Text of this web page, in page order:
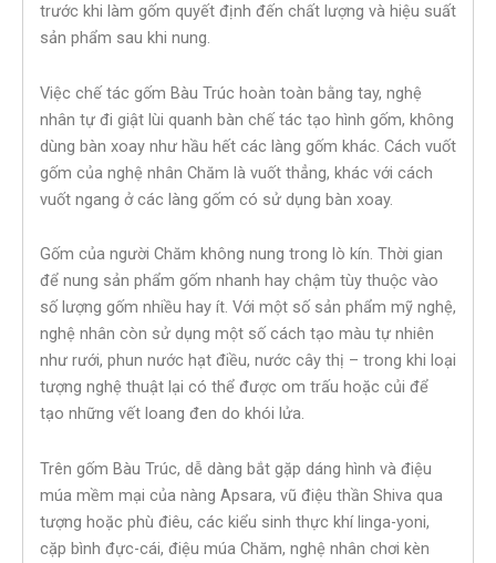
trước khi làm gốm quyết định đến chất lượng và hiệu suất
sản phẩm sau khi nung.
Việc chế tác gốm Bàu Trúc hoàn toàn bằng tay, nghệ
nhân tự đi giật lùi quanh bàn chế tác tạo hình gốm, không
dùng bàn xoay như hầu hết các làng gốm khác. Cách vuốt
gốm của nghệ nhân Chăm là vuốt thẳng, khác với cách
vuốt ngang ở các làng gốm có sử dụng bàn xoay.
Gốm của người Chăm không nung trong lò kín. Thời gian
để nung sản phẩm gốm nhanh hay chậm tùy thuộc vào
số lượng gốm nhiều hay ít. Với một số sản phẩm mỹ nghệ,
nghệ nhân còn sử dụng một số cách tạo màu tự nhiên
như rưới, phun nước hạt điều, nước cây thị – trong khi loại
tượng nghệ thuật lại có thể được om trấu hoặc củi để
tạo những vết loang đen do khói lửa.
Trên gốm Bàu Trúc, dễ dàng bắt gặp dáng hình và điệu
múa mềm mại của nàng Apsara, vũ điệu thần Shiva qua
tượng hoặc phù điêu, các kiểu sinh thực khí linga-yoni,
cặp bình đực-cái, điệu múa Chăm, nghệ nhân chơi kèn